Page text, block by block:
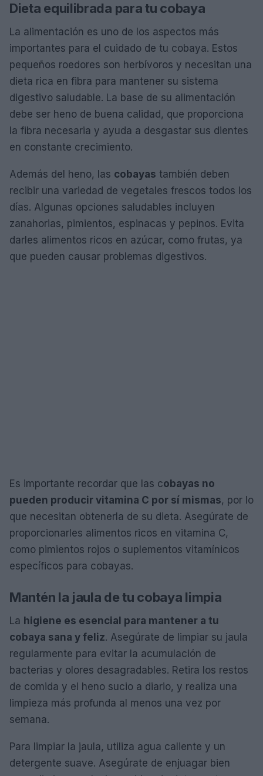
Dieta equilibrada para tu cobaya
La alimentación es uno de los aspectos más
importantes para el cuidado de tu cobaya. Estos
pequeños roedores son herbívoros y necesitan una
dieta rica en fibra para mantener su sistema
digestivo saludable. La base de su alimentación
debe ser heno de buena calidad, que proporciona
la fibra necesaria y ayuda a desgastar sus dientes
en constante crecimiento.
Además del heno, las cobayas también deben
recibir una variedad de vegetales frescos todos los
días. Algunas opciones saludables incluyen
zanahorias, pimientos, espinacas y pepinos. Evita
darles alimentos ricos en azúcar, como frutas, ya
que pueden causar problemas digestivos.
Es importante recordar que las cobayas no
pueden producir vitamina C por sí mismas, por lo
que necesitan obtenerla de su dieta. Asegúrate de
proporcionarles alimentos ricos en vitamina C,
como pimientos rojos o suplementos vitamínicos
específicos para cobayas.
Mantén la jaula de tu cobaya limpia
La higiene es esencial para mantener a tu
cobaya sana y feliz. Asegúrate de limpiar su jaula
regularmente para evitar la acumulación de
bacterias y olores desagradables. Retira los restos
de comida y el heno sucio a diario, y realiza una
limpieza más profunda al menos una vez por
semana.
Para limpiar la jaula, utiliza agua caliente y un
detergente suave. Asegúrate de enjuagar bien